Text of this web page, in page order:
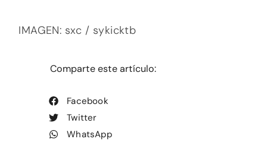
IMAGEN: sxc / sykicktb
Comparte este artículo:
Facebook
Twitter
WhatsApp